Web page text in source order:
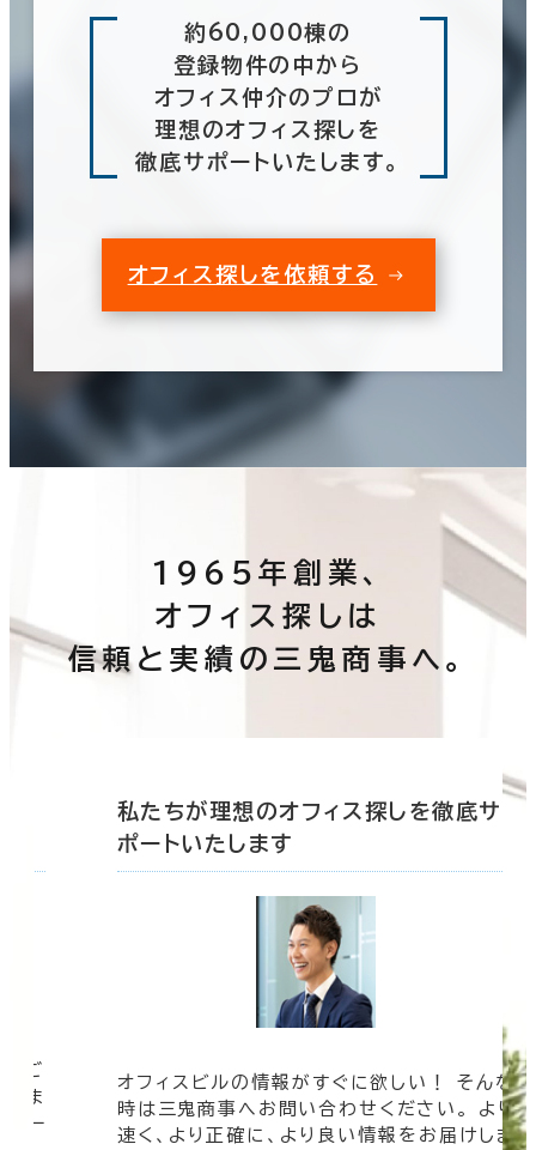
約60,000棟の
登録物件の中から
オフィス仲介のプロが
理想のオフィス探しを
徹底サポートいたします。
オフィス探しを依頼する
1965年創業、
オフィス探しは
信頼と実績の三鬼商事へ。
ご
ま
ペー
私たちが理想のオフィス探しを徹底サ
ポートいたします
オフィスビルの情報がすぐに欲しい！ そんな
時は三鬼商事へお問い合わせください。 より
速く、より正確に、より良い情報をお届けしま